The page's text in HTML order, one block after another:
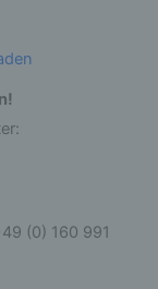
(0) 160 991
für die
Hilfe
Vorgang
die
Auslesen,
Offenlegung